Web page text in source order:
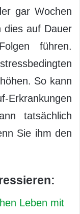
gar Wochen
dies auf Dauer
führen.
So kann
Erkrankungen
tatsächlich
Sie ihm den
Leben mit